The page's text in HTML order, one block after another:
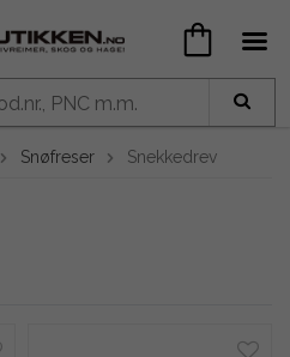
Snøfreser Snekkedrev